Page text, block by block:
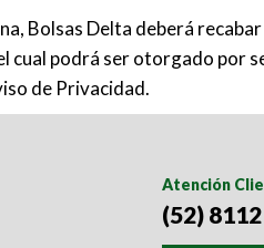
Bolsas Delta deberá
cual podrá ser otorgado por
de Privacidad.
Atención
(52)